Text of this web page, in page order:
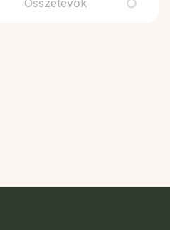
Összetevők